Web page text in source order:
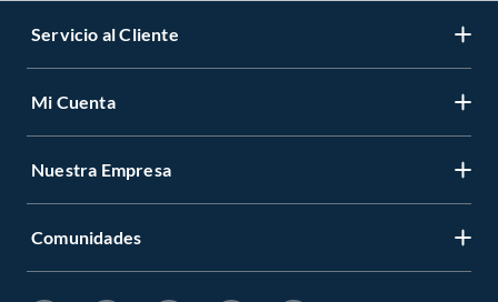
Servicio al Cliente
Mi Cuenta
Nuestra Empresa
Comunidades